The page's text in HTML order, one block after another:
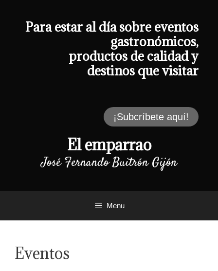
contenidoPara estar al día sobre eventos
gastronómicos,
productos de calidad y
destinos que visitar
¡Subcríbete aquí!
El emparrao
José Fernando Buitrón Gijón
Menu
Eventos